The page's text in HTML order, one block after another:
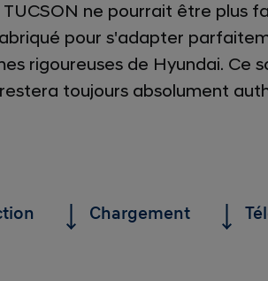
ne pourrait être plus
pour s'adapter
rigoureuses de Hyundai. Ce
toujours absolument
Chargement